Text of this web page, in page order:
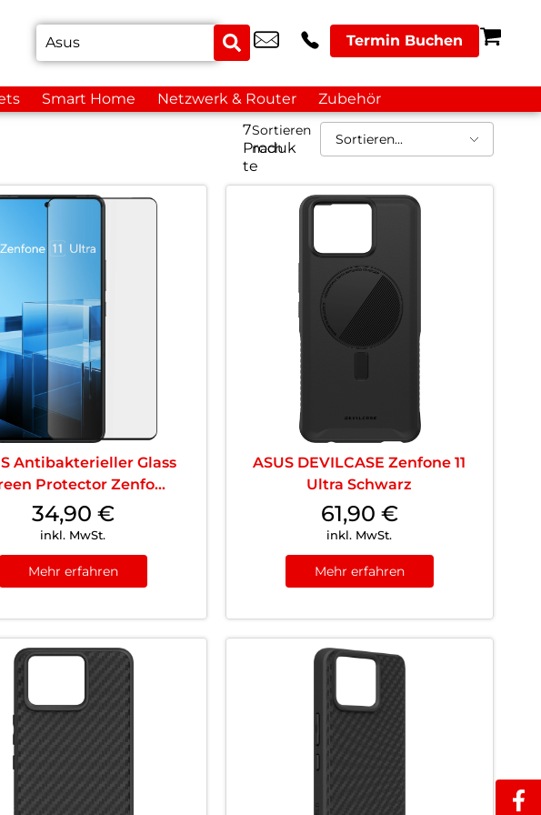
Termin Buchen
Smart Home Netzwerk & Router Zubehör
7
Produk
te
Sortieren
nach
Antibakterieller Glass
Protector Zenfo...
34,90 €
inkl. MwSt.
Mehr erfahren
ASUS DEVILCASE Zenfone 11
Ultra Schwarz
61,90 €
inkl. MwSt.
Mehr erfahren